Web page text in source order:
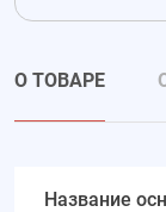
О ТОВАРЕ
Название